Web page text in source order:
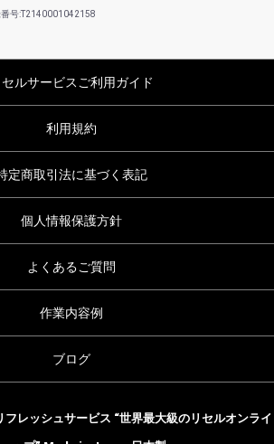
号:T2140001042158
セルサービスご利用ガイド
利用規約
定商取引法に基づく表記
個人情報保護方針
よくあるご質問
作業内容例
ブログ
レッシュサービス “世界最大級のリセルオンライ